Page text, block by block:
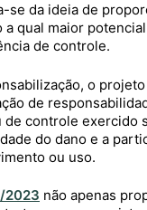
se da ideia de
qual maior
de controle.
o
de
de controle exercido
do dano e a
ou uso.
2023 não apenas